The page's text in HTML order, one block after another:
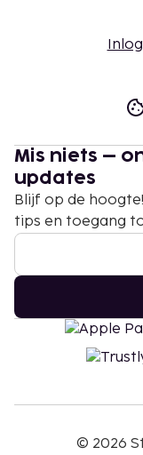
Mis niets –
updates
Blijf op de
tips en toegang
© 2026